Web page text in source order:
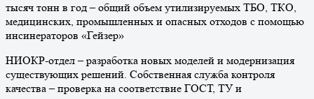
тысяч тонн в год – общий объем утилизируемых ТБО, ТКО,
медицинских, промышленных и опасных отходов с помощью
инсинераторов «Гейзер»
НИОКР-отдел – разработка новых моделей и модернизация
существующих решений. Собственная служба контроля
качества – проверка на соответствие ГОСТ, ТУ и